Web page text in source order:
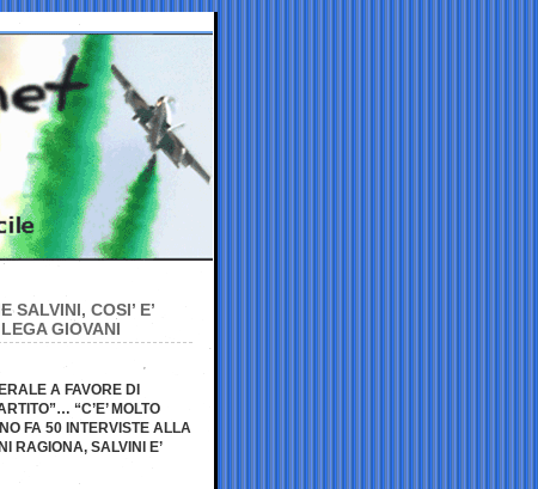
SALVINI, COSI’ E’
GIOVANI
A FAVORE DI
“C’E’ MOLTO
FA 50 INTERVISTE ALLA
RAGIONA, SALVINI E’